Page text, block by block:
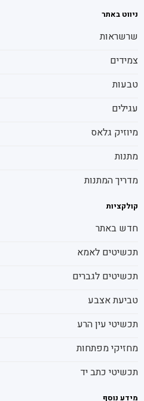
ניווט באתר
שרשראות
צמידים
טבעות
עגילים
מיוזיק גלאס
מתנות
מדריך המתנות
קולקציות
חדש באתר
תכשיטים לאמא
תכשיטים לגברים
טביעת אצבע
תכשיטי עין הרע
מחזיקי מפתחות
תכשיטי כתב יד
מידע נוסף